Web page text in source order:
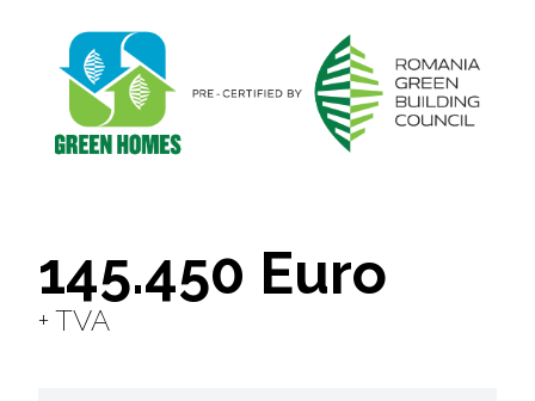
145.450 Euro
+ TVA